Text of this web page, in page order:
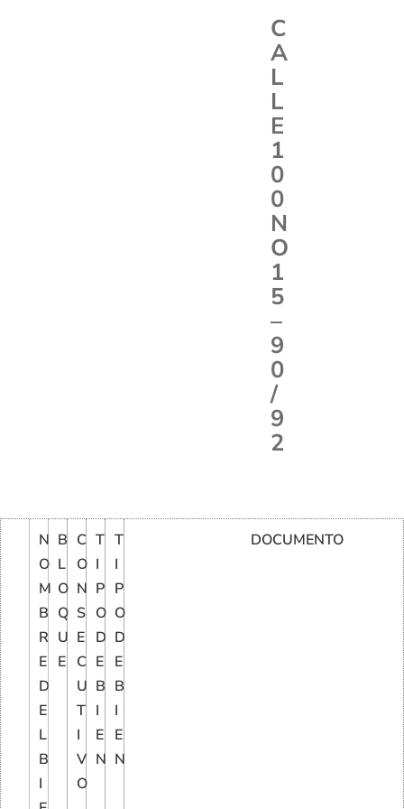
C
A
L
L
E
1
0
0
N
O
1
5
–
9
0
/
9
2
N
O
M
B
R
E
D
E
L
B
I
B
L
O
Q
U
E
C
O
N
S
E
C
U
T
I
V
O
T
I
P
O
D
E
B
I
E
N
T
I
P
O
D
E
B
I
E
N
DOCUMENTO